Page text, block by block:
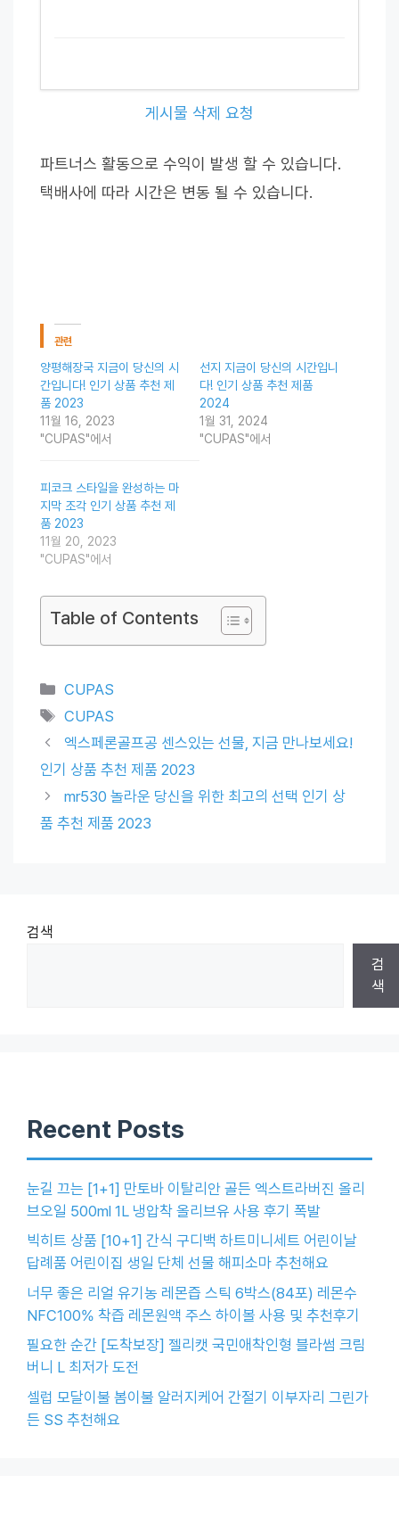
게시물 삭제 요청
파트너스 활동으로 수익이 발생 할 수 있습니다.
택배사에 따라 시간은 변동 될 수 있습니다.
관련
양평해장국 지금이 당신의 시
간입니다! 인기 상품 추천 제
품 2023
11월 16, 2023
"CUPAS"에서
선지 지금이 당신의 시간입니
다! 인기 상품 추천 제품
2024
1월 31, 2024
"CUPAS"에서
피코크 스타일을 완성하는 마
지막 조각 인기 상품 추천 제
품 2023
11월 20, 2023
"CUPAS"에서
Table of Contents
Categories
CUPAS
Tags
CUPAS
엑스페론골프공 센스있는 선물, 지금 만나보세요!
인기 상품 추천 제품 2023
mr530 놀라운 당신을 위한 최고의 선택 인기 상
품 추천 제품 2023
검색
검
색
Recent Posts
눈길 끄는 [1+1] 만토바 이탈리안 골든 엑스트라버진 올리
브오일 500ml 1L 냉압착 올리브유 사용 후기 폭발
빅히트 상품 [10+1] 간식 구디백 하트미니세트 어린이날
답례품 어린이집 생일 단체 선물 해피소마 추천해요
너무 좋은 리얼 유기농 레몬즙 스틱 6박스(84포) 레몬수
NFC100% 착즙 레몬원액 주스 하이볼 사용 및 추천후기
필요한 순간 [도착보장] 젤리캣 국민애착인형 블라썸 크림
버니 L 최저가 도전
셀럽 모달이불 봄이불 알러지케어 간절기 이부자리 그린가
든 SS 추천해요